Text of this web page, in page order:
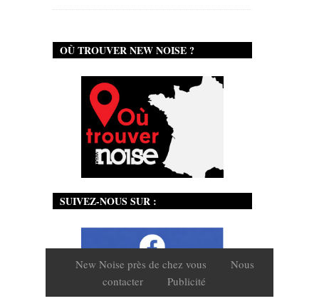
OÙ TROUVER NEW NOISE ?
SUIVEZ-NOUS SUR :
New Noise près de chez vous
Nous
contacter
Publicité